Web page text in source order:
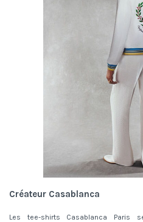
Créateur Casablanca
Les tee-shirts Casablanca Paris